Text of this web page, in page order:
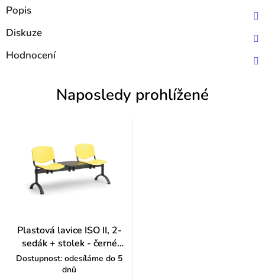
Popis
Diskuze
Hodnocení
Naposledy prohlížené
Plastová lavice ISO II, 2-
sedák + stolek - černé
nohy, modrá
Dostupnost: odesíláme do 5
dnů